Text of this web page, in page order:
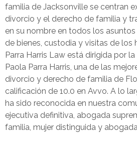
familia de Jacksonville se centran
divorcio y el derecho de familia y
en su nombre en todos los
de bienes, custodia y visitas de los
Parra Harris Law está dirigida por
Paola Parra Harris, una de las
divorcio y derecho de familia de
calificación de 10.0 en Avvo. A lo
ha sido reconocida en nuestra
ejecutiva definitiva, abogada
familia, mujer distinguida y